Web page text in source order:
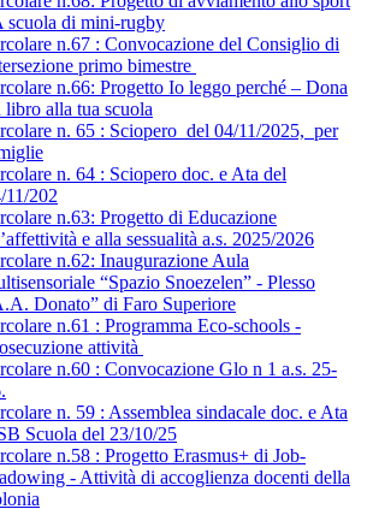
scuola di mini-rugby
n.67 : Convocazione del Consiglio di
primo bimestre
n.66: Progetto Io leggo perché – Dona
libro alla tua scuola
n. 65 : Sciopero del 04/11/2025, per
n. 64 : Sciopero doc. e Ata del
11/202
n.63: Progetto di Educazione
e alla sessualità a.s. 2025/2026
n.62: Inaugurazione Aula
“Spazio Snoezelen” - Plesso
Donato” di Faro Superiore
n.61 : Programma Eco-schools -
attività
n.60 : Convocazione Glo n 1 a.s. 25-
n. 59 : Assemblea sindacale doc. e Ata
Scuola del 23/10/25
n.58 : Progetto Erasmus+ di Job-
- Attività di accoglienza docenti della